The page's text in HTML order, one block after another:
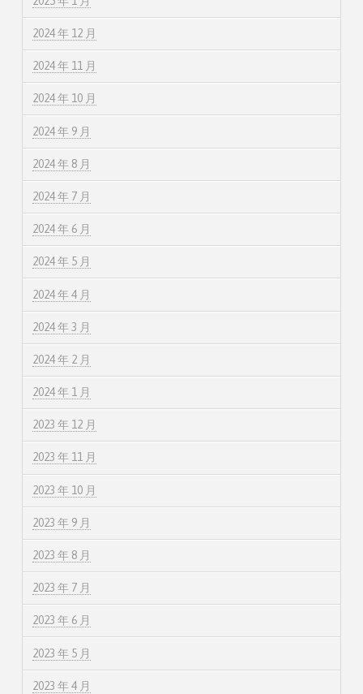
2024 年 12 月
2024 年 11 月
2024 年 10 月
2024 年 9 月
2024 年 8 月
2024 年 7 月
2024 年 6 月
2024 年 5 月
2024 年 4 月
2024 年 3 月
2024 年 2 月
2024 年 1 月
2023 年 12 月
2023 年 11 月
2023 年 10 月
2023 年 9 月
2023 年 8 月
2023 年 7 月
2023 年 6 月
2023 年 5 月
2023 年 4 月